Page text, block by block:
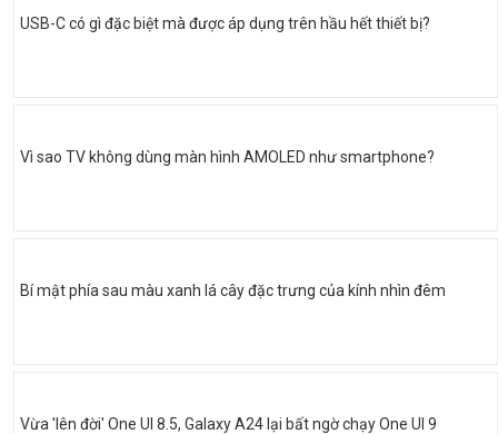
USB-C có gì đặc biệt mà được áp dụng trên hầu hết thiết bị?
Vì sao TV không dùng màn hình AMOLED như smartphone?
Bí mật phía sau màu xanh lá cây đặc trưng của kính nhìn đêm
Vừa 'lên đời' One UI 8.5, Galaxy A24 lại bất ngờ chạy One UI 9